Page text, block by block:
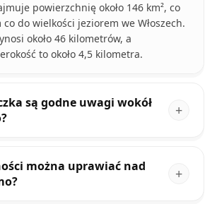
powierzchnię około 146 km², co
do wielkości jeziorem we Włoszech.
około 46 kilometrów, a
to około 4,5 kilometra.
są godne uwagi wokół
można uprawiać nad